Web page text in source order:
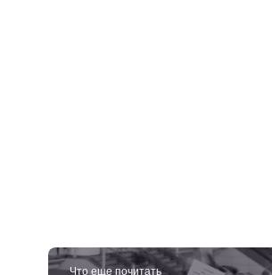
Что еще почитать